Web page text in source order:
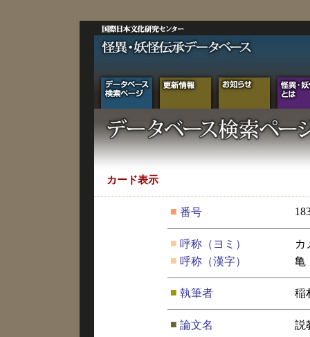
カード表示
■ 番号
■ 呼称（ヨミ）
カ
■ 呼称（漢字） 亀
■ 執筆者 稲
■ 論文名 説